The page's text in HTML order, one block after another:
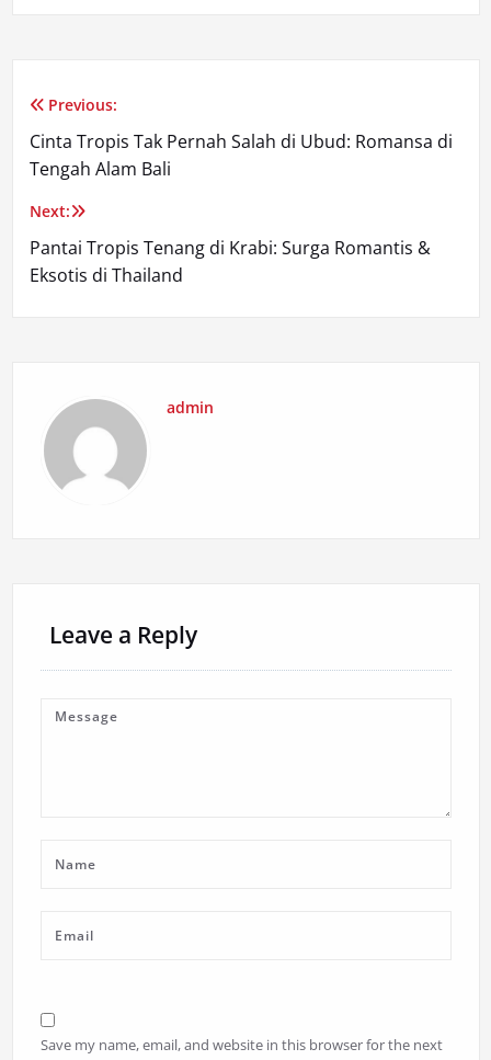
Post
navigation
Previous:
Cinta Tropis Tak Pernah Salah di Ubud: Romansa di
Tengah Alam Bali
Next:
Pantai Tropis Tenang di Krabi: Surga Romantis &
Eksotis di Thailand
admin
Leave a Reply
Save my name, email, and website in this browser for the next